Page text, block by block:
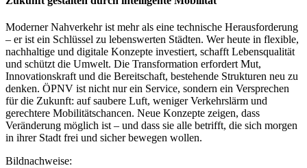
Moderner Nahverkehr ist mehr als eine technische Herausforderung
– er ist ein Schlüssel zu lebenswerten Städten. Wer heute in flexible,
nachhaltige und digitale Konzepte investiert, schafft Lebensqualität
und schützt die Umwelt. Die Transformation erfordert Mut,
Innovationskraft und die Bereitschaft, bestehende Strukturen neu zu
denken. ÖPNV ist nicht nur ein Service, sondern ein Versprechen
für die Zukunft: auf saubere Luft, weniger Verkehrslärm und
gerechtere Mobilitätschancen. Neue Konzepte zeigen, dass
Veränderung möglich ist – und dass sie alle betrifft, die sich morgen
in ihrer Stadt frei und sicher bewegen wollen.
Bildnachweise: